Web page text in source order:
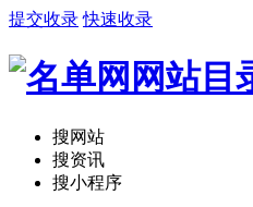
提交收录 快速收录
搜网站
搜资讯
搜小程序